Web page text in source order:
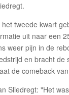
het tweede kwart
uit naar een
weer pijn in de
en bracht de
de comeback
Sliedregt: "Het